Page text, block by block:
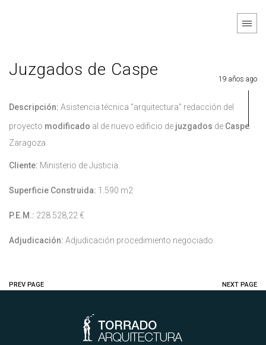
Juzgados de Caspe 19 años ago
Descripción: Asistencia técnica “arquitectura” redacción del
proyecto modificado al de nuevo edificio de juzgados de Caspe
Zaragoza
Cliente: Ministerio de Justicia.
Superficie Construida: 1.590 m2
P.E.M.: 228.528,22 €
Adjudicación: Adjudicación procedimiento negociado.
PREV PAGE NEXT PAGE